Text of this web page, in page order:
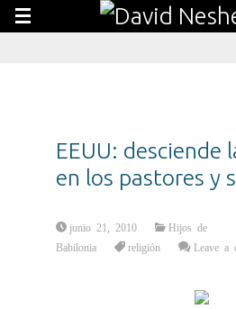
EEUU: desciende
en los pastores y
junio 21, 2010
Hijos de
Babilonia
religión Leave a